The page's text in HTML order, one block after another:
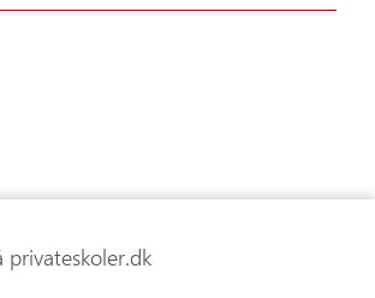
privateskoler.dk